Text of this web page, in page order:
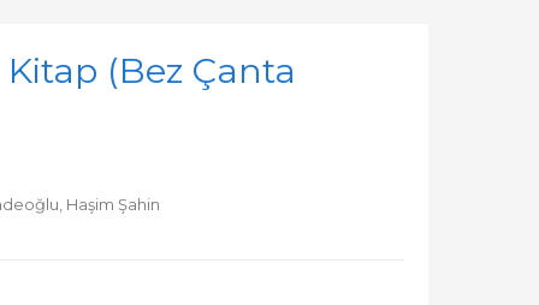
(Bez Çanta
Haşim Şahin